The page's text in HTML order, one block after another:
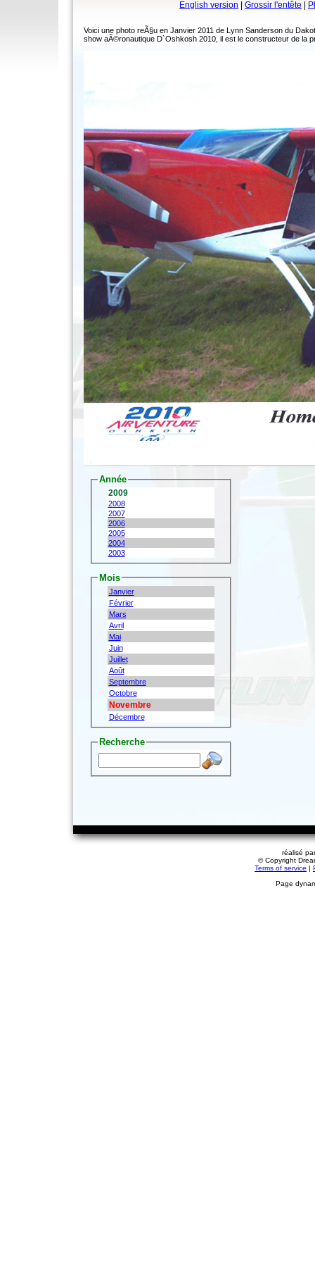
English version Grossir l'entête
Voici une photo reÃ§u en Janvier 2011 de Lynn Sanderson du
show aÃ©ronautique D`Oshkosh 2010, il est le constructeur de la
Année
2009
2008
2007
2006
2005
2004
2003
Mois
Janvier
Février
Mars
Avril
Mai
Juin
Juillet
Août
Septembre
Octobre
Novembre
Décembre
Recherche
réalisé
© Copyright
Terms of service |
Page